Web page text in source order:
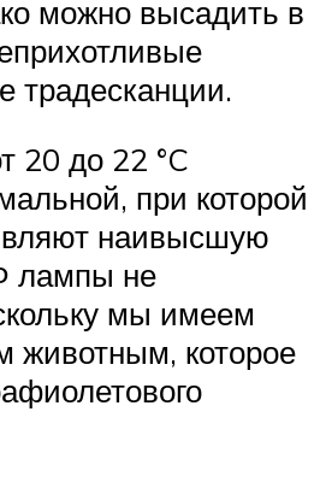
можно высадить в
традесканции.
20 до 22 °C
при которой
наивысшую
лампы не
мы имеем
животным, которое